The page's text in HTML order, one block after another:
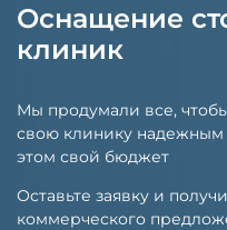
Оснащение
клиник
Мы продумали все,
свою клинику
этом свой бюджет
Оставьте заявку и
коммерческого